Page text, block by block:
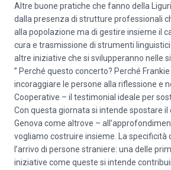
Altre buone pratiche che fanno della
dalla presenza di strutture professionali
alla popolazione ma di gestire insieme il
cura e trasmissione di strumenti
altre iniziative che si svilupperanno nelle
” Perché questo concerto? Perché
incoraggiare le persone alla riflessione e
Cooperative – il testimonial ideale per
Con questa giornata si intende spostare
Genova come altrove –
vogliamo costruire insieme. La
l’arrivo di persone straniere: una delle
iniziative come queste si intende